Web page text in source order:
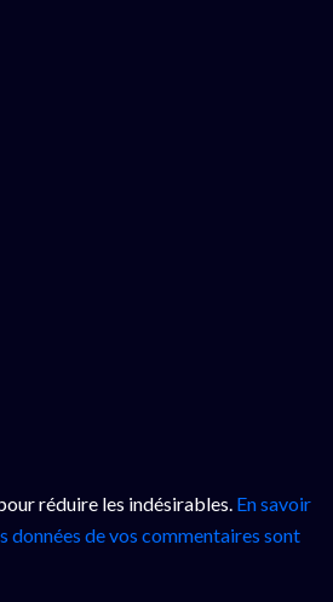
réduire les indésirables. En savoir
données de vos commentaires sont